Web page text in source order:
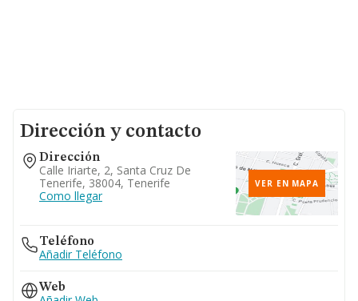
Dirección y contacto
Dirección
Calle Iriarte, 2, Santa Cruz De
Tenerife, 38004, Tenerife
Como llegar
VER EN MAPA
Teléfono
Añadir Teléfono
Web